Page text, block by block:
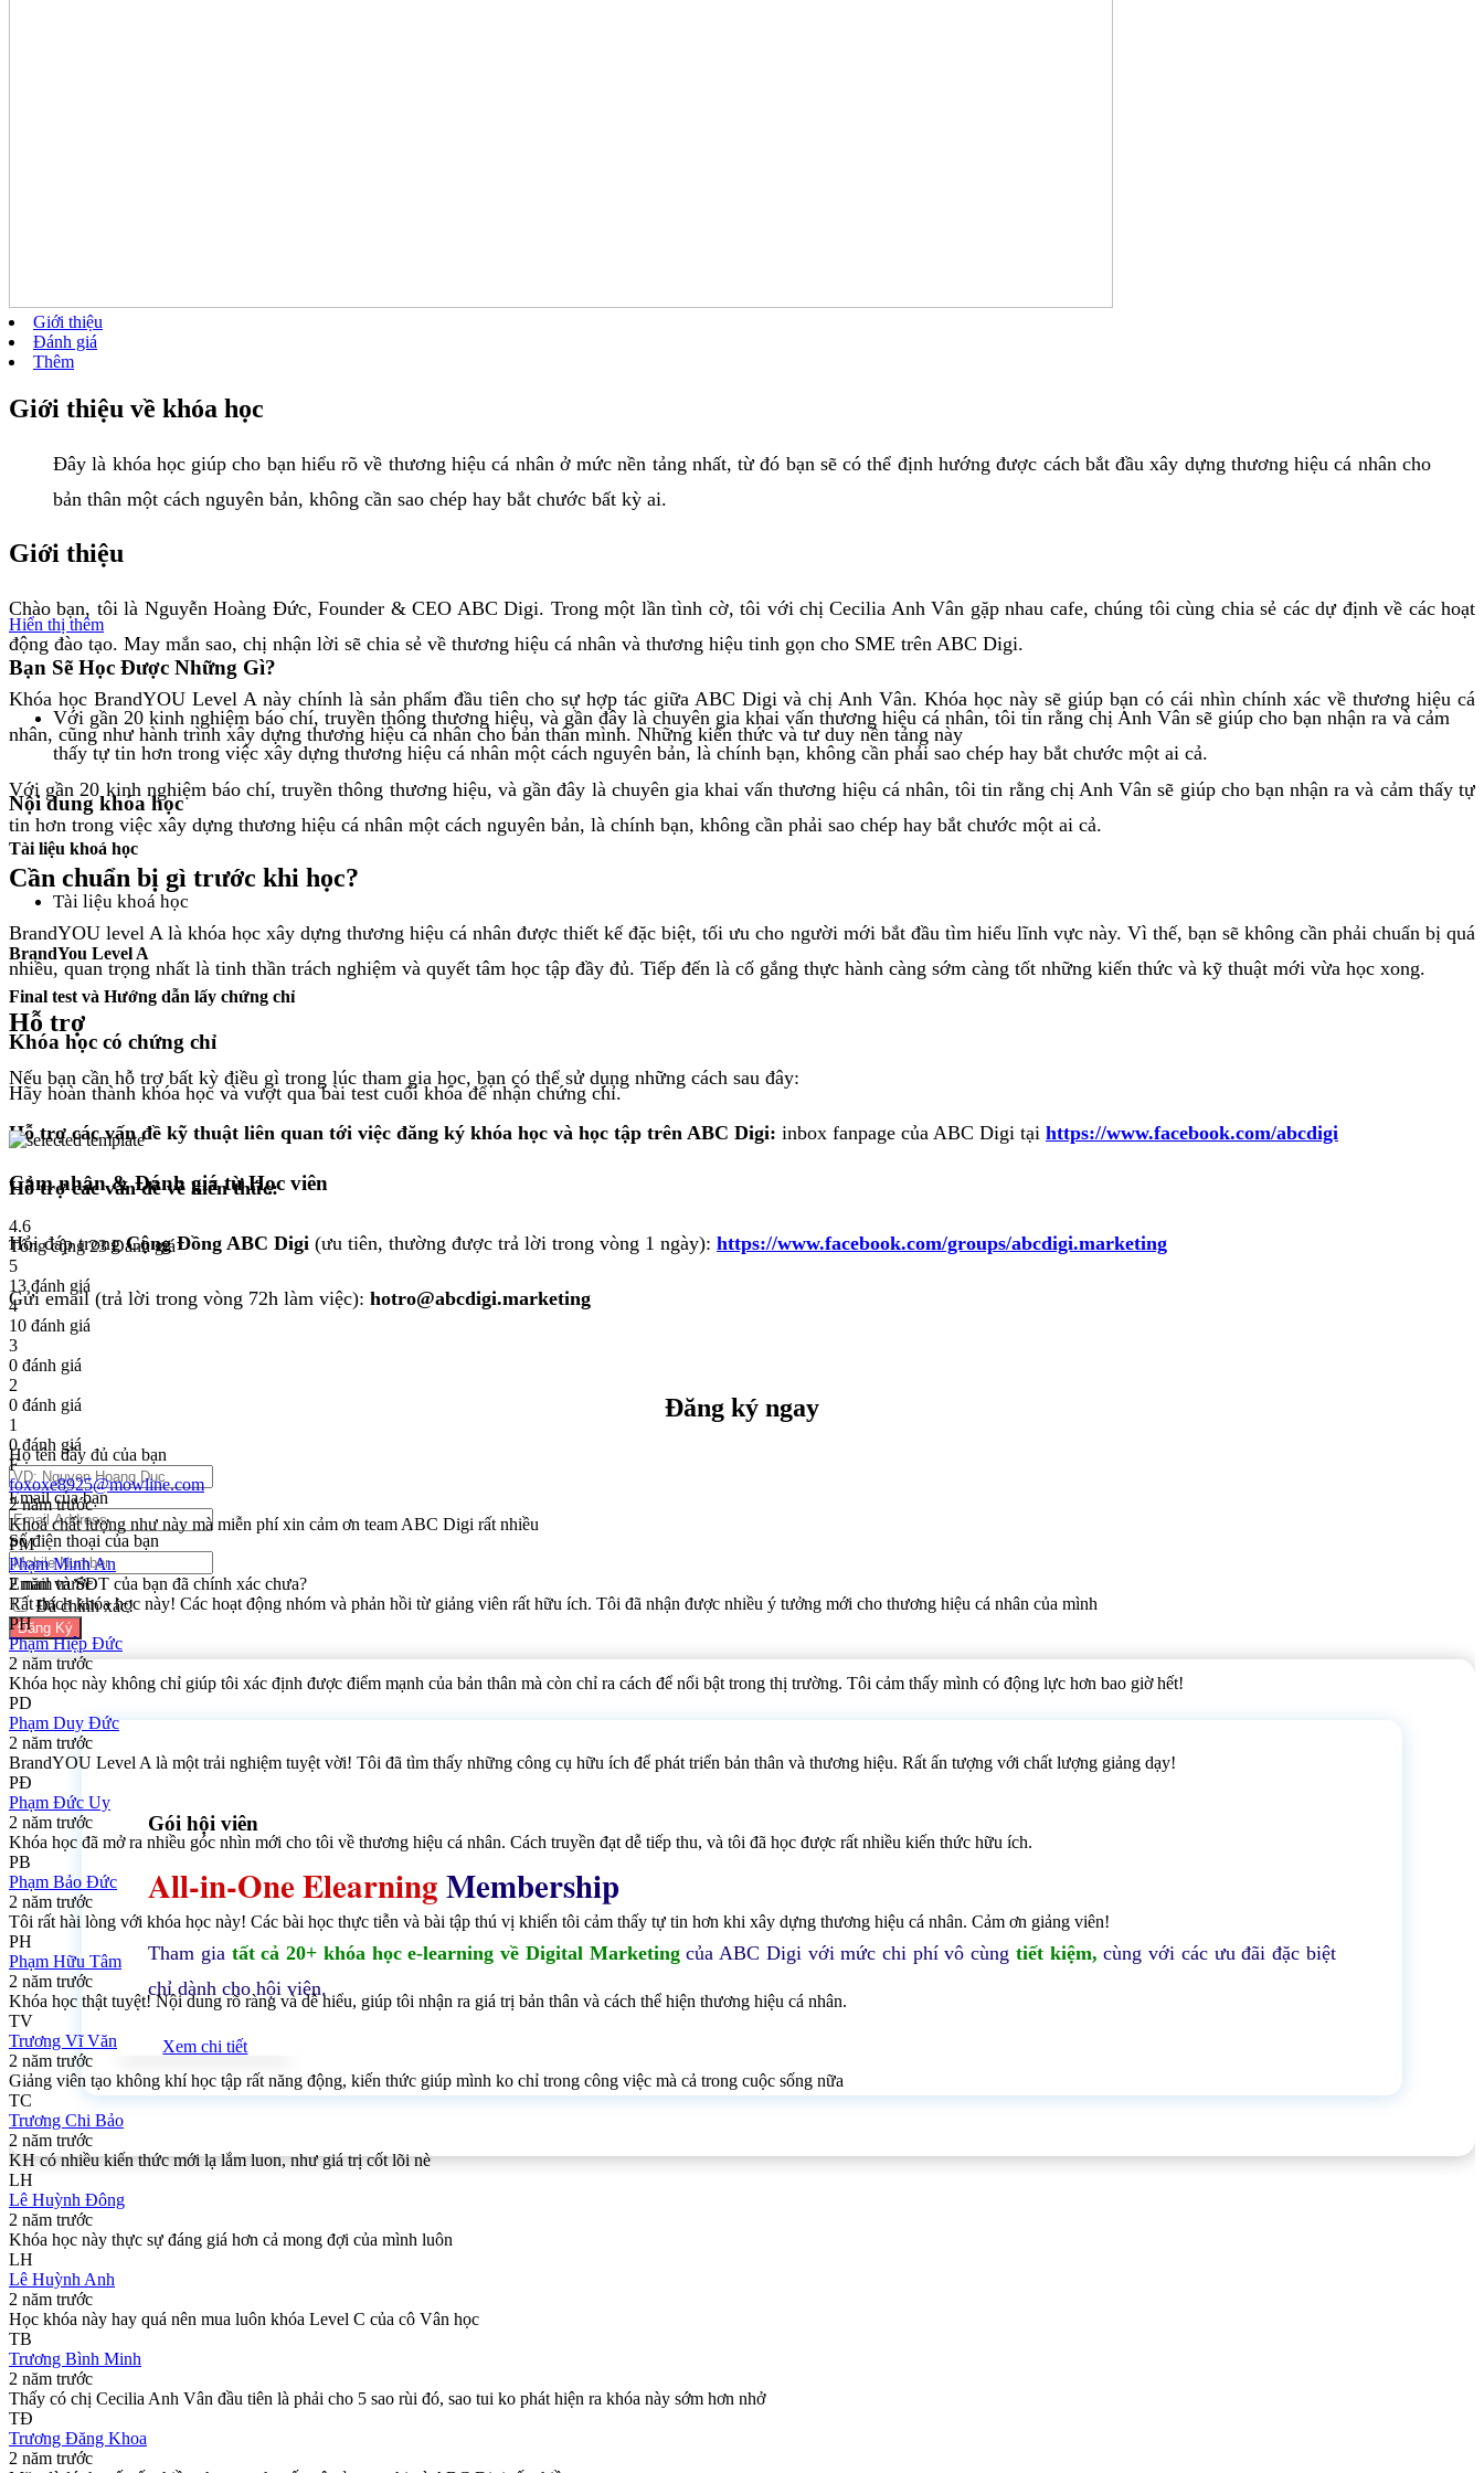
Giới thiệu
Đánh giá
Thêm
Giới thiệu về khóa học
Đây là khóa học giúp cho bạn hiểu rõ về thương hiệu cá nhân ở mức nền tảng nhất, từ đó bạn sẽ có thể định hướng được cách bắt đầu xây dựng thương hiệu cá nhân cho
bản thân một cách nguyên bản, không cần sao chép hay bắt chước bất kỳ ai.
Giới thiệu
Chào bạn, tôi là Nguyễn Hoàng Đức, Founder & CEO ABC Digi. Trong một lần tình cờ, tôi với chị Cecilia Anh Vân gặp nhau cafe, chúng tôi cùng chia sẻ các dự định về các hoạt
động đào tạo. May mắn sao, chị nhận lời sẽ chia sẻ về thương hiệu cá nhân và thương hiệu tinh gọn cho SME trên ABC Digi.
Khóa học BrandYOU Level A này chính là sản phẩm đầu tiên cho sự hợp tác giữa ABC Digi và chị Anh Vân. Khóa học này sẽ giúp bạn có cái nhìn chính xác về thương hiệu cá
nhân, cũng như hành trình xây dựng thương hiệu cá nhân cho bản thân mình. Những kiến thức và tư duy nền tảng này
Với gần 20 kinh nghiệm báo chí, truyền thông thương hiệu, và gần đây là chuyên gia khai vấn thương hiệu cá nhân, tôi tin rằng chị Anh Vân sẽ giúp cho bạn nhận ra và cảm thấy tự
tin hơn trong việc xây dựng thương hiệu cá nhân một cách nguyên bản, là chính bạn, không cần phải sao chép hay bắt chước một ai cả.
Cần chuẩn bị gì trước khi học?
BrandYOU level A là khóa học xây dựng thương hiệu cá nhân được thiết kế đặc biệt, tối ưu cho người mới bắt đầu tìm hiểu lĩnh vực này. Vì thế, bạn sẽ không cần phải chuẩn bị quá
nhiều, quan trọng nhất là tinh thần trách nghiệm và quyết tâm học tập đầy đủ. Tiếp đến là cố gắng thực hành càng sớm càng tốt những kiến thức và kỹ thuật mới vừa học xong.
Hỗ trợ
Nếu bạn cần hỗ trợ bất kỳ điều gì trong lúc tham gia học, bạn có thể sử dụng những cách sau đây:
Hỗ trợ các vấn đề kỹ thuật liên quan tới việc đăng ký khóa học và học tập trên ABC Digi: inbox fanpage của ABC Digi tại https://www.facebook.com/abcdigi
Hỗ trợ các vấn đề về kiến thức:
Hỏi đáp trongCộng Đồng ABC Digi (ưu tiên, thường được trả lời trong vòng 1 ngày): https://www.facebook.com/groups/abcdigi.marketing
Gửi email (trả lời trong vòng 72h làm việc): hotro@abcdigi.marketing
Đăng ký ngay
Họ tên đầy đủ của bạn
Email của bạn
Số điện thoại của bạn
Email và SĐT của bạn đã chính xác chưa?
Đã chính xác!
Đăng Ký
Gói hội viên
All-in-One ElearningMembership
Tham gia tất cả 20+ khóa học e-learning về Digital Marketingcủa ABC Digi với mức chi phí vô cùng tiết kiệm,cùng với các ưu đãi đặc biệt
chỉ dành cho hội viên.
Xem chi tiết
Hiển thị thêm
Bạn Sẽ Học Được Những Gì?
Với gần 20 kinh nghiệm báo chí, truyền thông thương hiệu, và gần đây là chuyên gia khai vấn thương hiệu cá nhân, tôi tin rằng chị Anh Vân sẽ giúp cho bạn nhận ra và cảm
thấy tự tin hơn trong việc xây dựng thương hiệu cá nhân một cách nguyên bản, là chính bạn, không cần phải sao chép hay bắt chước một ai cả.
Nội dung khóa học
Tài liệu khoá học
Tài liệu khoá học
BrandYou Level A
Final test và Hướng dẫn lấy chứng chỉ
Khóa học có chứng chỉ
Hãy hoàn thành khóa học và vượt qua bài test cuối khóa để nhận chứng chỉ.
Cảm nhận & Đánh giá từ Học viên
4.6
Tổng cộng 23 Đánh giá
5
13 đánh giá
4
10 đánh giá
3
0 đánh giá
2
0 đánh giá
1
0 đánh giá
F
foxoxe8925@mowline.com
2 năm trước
Khoá chất lượng như này mà miễn phí xin cảm ơn team ABC Digi rất nhiều
PM
Phạm Minh An
2 năm trước
Rất thích khóa học này! Các hoạt động nhóm và phản hồi từ giảng viên rất hữu ích. Tôi đã nhận được nhiều ý tưởng mới cho thương hiệu cá nhân của mình
PH
Phạm Hiệp Đức
2 năm trước
Khóa học này không chỉ giúp tôi xác định được điểm mạnh của bản thân mà còn chỉ ra cách để nổi bật trong thị trường. Tôi cảm thấy mình có động lực hơn bao giờ hết!
PD
Phạm Duy Đức
2 năm trước
BrandYOU Level A là một trải nghiệm tuyệt vời! Tôi đã tìm thấy những công cụ hữu ích để phát triển bản thân và thương hiệu. Rất ấn tượng với chất lượng giảng dạy!
PĐ
Phạm Đức Uy
2 năm trước
Khóa học đã mở ra nhiều góc nhìn mới cho tôi về thương hiệu cá nhân. Cách truyền đạt dễ tiếp thu, và tôi đã học được rất nhiều kiến thức hữu ích.
PB
Phạm Bảo Đức
2 năm trước
Tôi rất hài lòng với khóa học này! Các bài học thực tiễn và bài tập thú vị khiến tôi cảm thấy tự tin hơn khi xây dựng thương hiệu cá nhân. Cảm ơn giảng viên!
PH
Phạm Hữu Tâm
2 năm trước
Khóa học thật tuyệt! Nội dung rõ ràng và dễ hiểu, giúp tôi nhận ra giá trị bản thân và cách thể hiện thương hiệu cá nhân.
TV
Trương Vĩ Văn
2 năm trước
Giảng viên tạo không khí học tập rất năng động, kiến thức giúp mình ko chỉ trong công việc mà cả trong cuộc sống nữa
TC
Trương Chi Bảo
2 năm trước
KH có nhiều kiến thức mới lạ lắm luon, như giá trị cốt lõi nè
LH
Lê Huỳnh Đông
2 năm trước
Khóa học này thực sự đáng giá hơn cả mong đợi của mình luôn
LH
Lê Huỳnh Anh
2 năm trước
Học khóa này hay quá nên mua luôn khóa Level C của cô Vân học
TB
Trương Bình Minh
2 năm trước
Thấy có chị Cecilia Anh Vân đầu tiên là phải cho 5 sao rùi đó, sao tui ko phát hiện ra khóa này sớm hơn nhở
TĐ
Trương Đăng Khoa
2 năm trước